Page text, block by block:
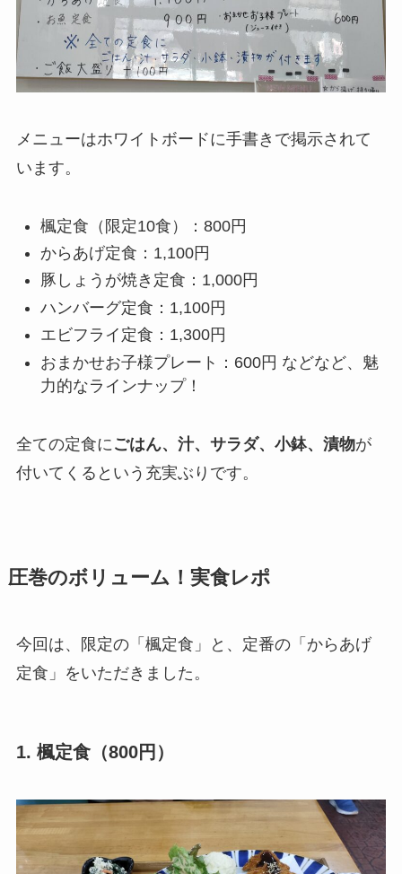
メニューはホワイトボードに手書きで掲示されて
います。
楓定食（限定10食）：800円
からあげ定食：1,100円
豚しょうが焼き定食：1,000円
ハンバーグ定食：1,100円
エビフライ定食：1,300円
おまかせお子様プレート：600円 などなど、魅
力的なラインナップ！
全ての定食に ごはん、汁、サラダ、小鉢、漬物が
付いてくるという充実ぶりです。
圧巻のボリューム！実食レポ
今回は、限定の「楓定食」と、定番の「からあげ
定食」をいただきました。
1. 楓定食（800円）